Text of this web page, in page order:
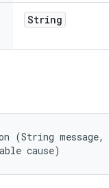
String
(String message,
cause)